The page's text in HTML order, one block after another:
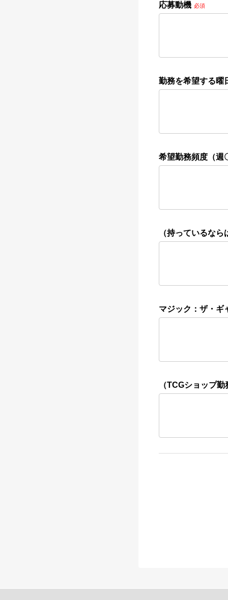
応募動機 必須
勤務を希望する曜
希望勤務頻度（週
（持っているな
マジック：ザ・ギ
（TCGショップ